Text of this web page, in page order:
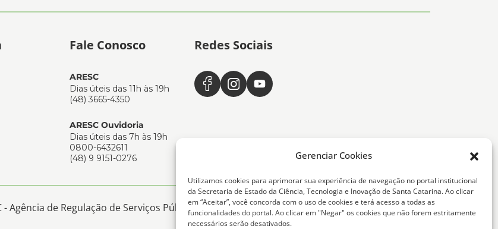
Gerenciar Cookies
Utilizamos cookies para aprimorar sua experiência de navegação no portal institucional
da Secretaria de Estado da Ciência, Tecnologia e Inovação de Santa Catarina. Ao clicar
em “Aceitar”, você concorda com o uso de cookies e terá acesso a todas as
funcionalidades do portal. Ao clicar em "Negar" os cookies que não forem estritamente
necessários serão desativados.
Fale Conosco
ARESC
Dias úteis das 11h às 19h
(48) 3665-4350
ARESC Ouvidoria
Dias úteis das 7h às 19h
0800-6432611
(48) 9 9151-0276
Redes Sociais
Agência de Regulação de Serviços Públicos de Santa Catarina -